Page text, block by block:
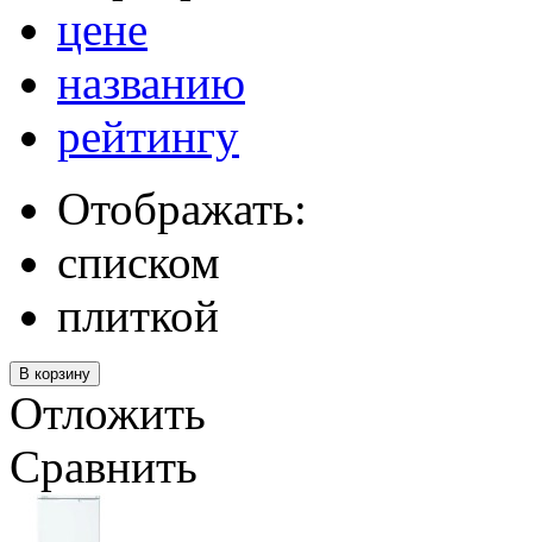
цене
названию
рейтингу
Отображать:
списком
плиткой
Отложить
Сравнить